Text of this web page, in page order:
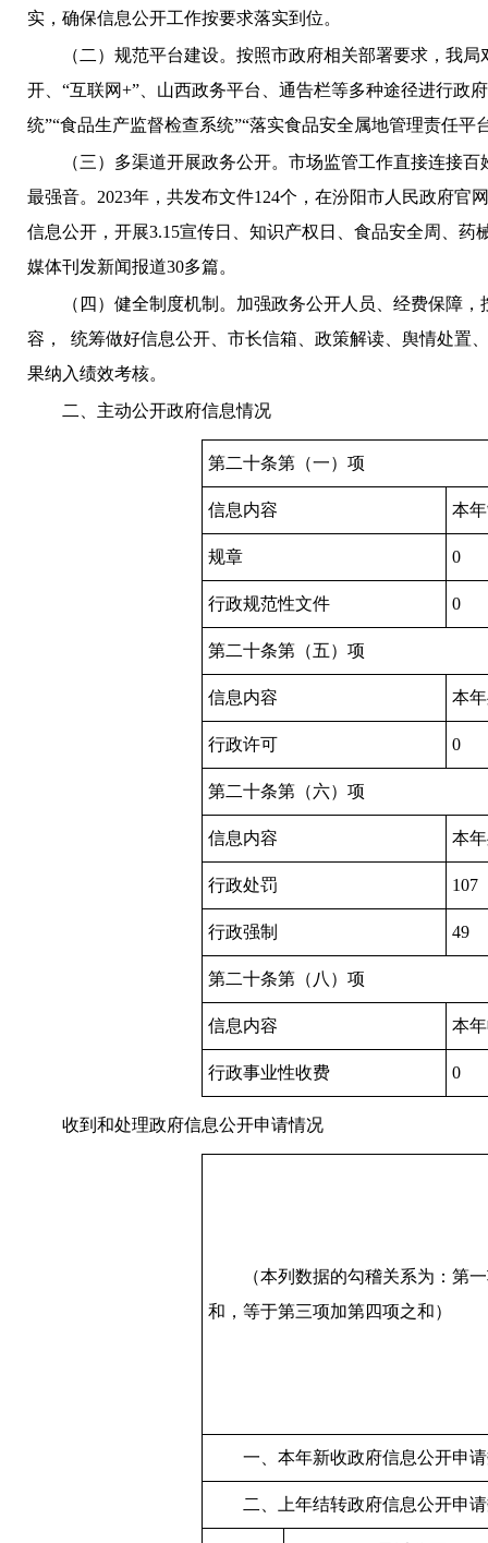
实，确保信息公开工作按要求落实到位。
（二）规范平台建设。 按照市政府相关部署要求，我
开
“互联网+” 山西政务平台、通告栏等多种途径进行政
统”“食品生产监督检查系统”“落实食品安全属地管理责任平
（三）多渠道开展政务公开。 市场监管工作直接连接百
最强音。 2023年，共发布文件124个，在汾阳市人民政府官
信息公开， 开展3.15宣传日、知识产权日、食品安全周、药
媒体刊发新闻报道30多篇。
（四）健全制度机制。 加强政务公开人员、经费保障
容， 统筹做好信息公开、 市长信箱、 政策解读、舆情处置
果纳入绩效考核。
二、 主动公开政府信息情况
第二十条第（一）项
信息内容 本
规章 0
行政规范性文件 0
第二十条第（五）项
信息内容 本
行政许可 0
第二十条第（六）项
信息内容 本
行政处罚 107
行政强制 49
第二十条第（八）项
信息内容 本
行政事业性收费 0
收到和处理政府信息公开申请情况
（本列数据的勾稽关系为：第
和，等于第三项加第四项之和）
一、本年新收政府信息公开申
二、上年结转政府信息公开申